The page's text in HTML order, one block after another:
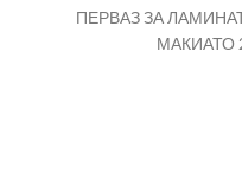
ПЕРВАЗ ЗА
МАКИАТО